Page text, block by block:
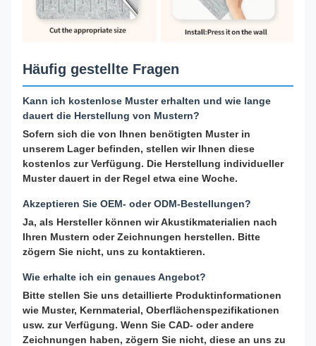
Häufig gestellte Fragen
Kann ich kostenlose Muster erhalten und wie lange
dauert die Herstellung von Mustern?
Sofern sich die von Ihnen benötigten Muster in
unserem Lager befinden, stellen wir Ihnen diese
kostenlos zur Verfügung. Die Herstellung individueller
Muster dauert in der Regel etwa eine Woche.
Akzeptieren Sie OEM- oder ODM-Bestellungen?
Ja, als Hersteller können wir Akustikmaterialien nach
Ihren Mustern oder Zeichnungen herstellen. Bitte
zögern Sie nicht, uns zu kontaktieren.
Wie erhalte ich ein genaues Angebot?
Bitte stellen Sie uns detaillierte Produktinformationen
wie Muster, Kernmaterial, Oberflächenspezifikationen
usw. zur Verfügung. Wenn Sie CAD- oder andere
Zeichnungen haben, zögern Sie nicht, diese an uns zu